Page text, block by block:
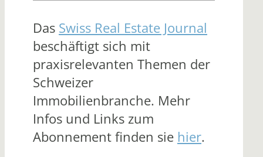
Das Swiss Real Estate Journal
beschäftigt sich mit
praxisrelevanten Themen der
Schweizer
Immobilienbranche. Mehr
Infos und Links zum
Abonnement finden sie hier.